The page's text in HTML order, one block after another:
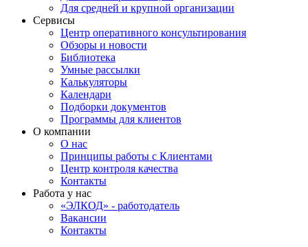
Для средней и крупной организации
Сервисы
Центр оперативного консультирования
Обзоры и новости
Библиотека
Умные рассылки
Калькуляторы
Календари
Подборки документов
Программы для клиентов
О компании
О нас
Принципы работы с Клиентами
Центр контроля качества
Контакты
Работа у нас
«ЭЛКОД» - работодатель
Вакансии
Контакты